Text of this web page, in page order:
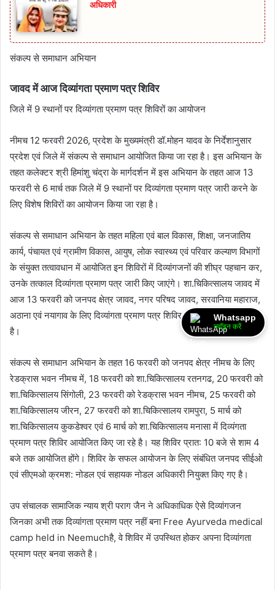
अधिकारी
संकल्‍प से समाधान अभियान
जावद में आज दिव्‍यांगता प्रमाण पत्र शिविर
जिले में 9 स्‍थानों पर दिव्‍यांगता प्रमाण पत्र शिविरों का आयोजन
नीमच 12 फरवरी 2026, प्रदेश के मुख्‍यमंत्री डॉ.मोहन यादव के निर्देशानुसार
प्रदेश एवं जिले में संकल्‍प से समाधान आयोजित किया जा रहा है। इस अभियान के
तहत कलेक्‍टर श्री हिमांशु चंद्रा के मार्गदर्शन में इस अभियान के तहत आज 13
फरवरी से 6 मार्च तक जिले में 9 स्‍थानों पर दिव्‍यांगता प्रमाण पत्र जारी करने के
लिए विशेष शिविरों का आयोजन किया जा रहा है।
संकल्‍प से समाधान अभियान के तहत महिला एवं बाल विकास, शिक्षा, जनजातिय
कार्य, पंचायत एवं ग्रामीण विकास, आयुष, लोक स्‍वास्‍थ्‍य एवं परिवार कल्‍याण विभागों
के संयुक्‍त तत्‍वावधान में आयोजित इन शिविरों में दिव्‍यांगजनों की शीघ्र पहचान कर,
उनके तत्‍काल दिव्‍यांगता प्रमाण पत्र जारी किए जाएंगे। शा.चिकित्‍सालय जावद में
आज 13 फरवरी को जनपद क्षेत्र जावद, नगर परिषद जावद, सरवानिया महाराज,
अठाना एवं नयागाव के लिए दिव्‍यांगता प्रमाण पत्र शिविर आयोजित किया जा रहा
है।
संकल्‍प से समाधान अभियान के तहत 16 फरवरी को जनपद क्षेत्र नीमच के लिए
रेडक्रास भवन नीमच में, 18 फरवरी को शा.चिकित्‍सालय रतनगढ, 20 फरवरी को
शा.चिकित्‍सालय सिंगोली, 23 फरवरी को रेडक्रास भवन नीमच, 25 फरवरी को
शा.चिकित्‍सालय जीरन, 27 फरवरी को शा.चिकित्‍सालय रामपुरा, 5 मार्च को
शा.चिकित्‍सालय कुकडेश्‍वर एवं 6 मार्च को शा.चिकित्‍सालय मनासा में दिव्‍यंगता
प्रमाण पत्र शिविर आयोजित किए जा रहे है। यह शिविर प्रात: 10 बजे से शाम 4
बजे तक आयोजित होंगे। शिविर के सफल आयोजन के लिए संबंधित जनपद सीईओ
एवं सीएमओ क्रमश: नोडल एवं सहायक नोडल अधिकारी नियुक्‍त किए गए है।
उप संचालक सामाजिक न्‍याय श्री पराग जैन ने अधिकाधिक ऐसे दिव्‍यांगजन
जिनका अभी तक दिव्‍यांगता प्रमाण पत्र नहीं बना Free Ayurveda medical
camp held in Neemuchहै, वे शिविर में उपस्थित होकर अपना दिव्‍यांगता
प्रमाण पत्र बनवा सकते है।
Whatsapp
ज्वॉइन करें